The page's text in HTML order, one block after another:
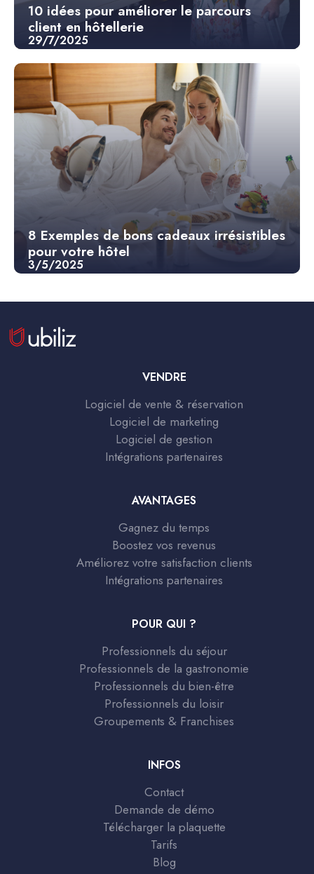
29/7/2025
10 idées pour améliorer le parcours
client en hôtellerie
3/5/2025
8 Exemples de bons cadeaux irrésistibles
pour votre hôtel
VENDRE
Logiciel de vente & réservation
Logiciel de marketing
Logiciel de gestion
Intégrations partenaires
AVANTAGES
Gagnez du temps
Boostez vos revenus
Améliorez votre satisfaction clients
Intégrations partenaires
POUR QUI ?
Professionnels du séjour
Professionnels de la gastronomie
Professionnels du bien-être
Professionnels du loisir
Groupements & Franchises
INFOS
Contact
Demande de démo
Télécharger la plaquette
Tarifs
Blog